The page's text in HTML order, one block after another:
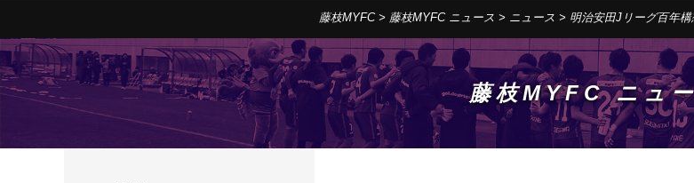
藤枝MYFC> 藤枝MYFC ニュース > ニュース > 明治安田Jリーグ百年
藤枝MYFC ニュ